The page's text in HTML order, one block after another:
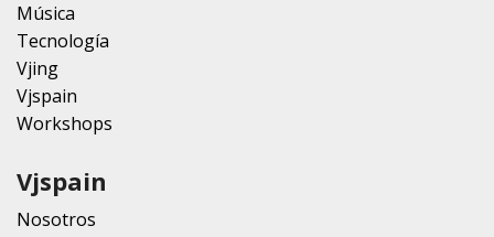
Música
Tecnología
Vjing
Vjspain
Workshops
Vjspain
Nosotros